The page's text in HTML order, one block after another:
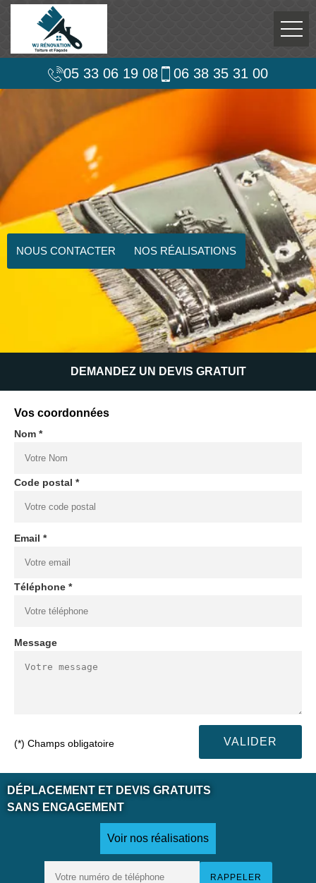
05 33 06 19 08 06 38 35 31 00
NOUS CONTACTER NOS RÉALISATIONS
DEMANDEZ UN DEVIS GRATUIT
Vos coordonnées
Nom *
Code postal *
Email *
Téléphone *
Message
(*) Champs obligatoire
DÉPLACEMENT ET DEVIS GRATUITS
SANS ENGAGEMENT
Voir nos réalisations